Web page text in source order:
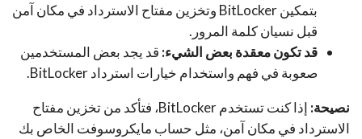
بتمكين BitLocker وتخزين مفتاح الاسترداد في مكان آمن
قبل نسيان كلمة المرور.
قد تكون معقدة بعض الشيء: قد يجد بعض المستخدمين
صعوبة في فهم واستخدام خيارات استرداد BitLocker.
نصيحة:
إذا كنت تستخدم BitLocker، فتأكد من تخزين مفتاح
الاسترداد في مكان آمن، مثل حساب مايكروسوفت الخاص بك